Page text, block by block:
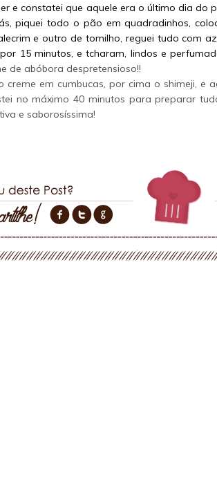
e constatei que aquele era o último dia do
piquei todo o pão em quadradinhos,
e outro de tomilho, reguei tudo com
15 minutos, e tcharam, lindos e
de abóbora despretensioso!!
creme em cumbucas, por cima o shimeji, e
no máximo 40 minutos para preparar
e saborosíssima!